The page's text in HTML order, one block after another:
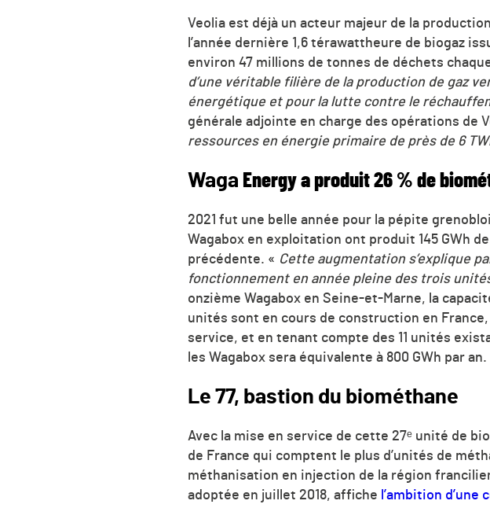
Veolia est déjà un acteur majeur de la
l’année dernière 1,6 térawattheure de biogaz
environ 47 millions de tonnes de déchets
d’une véritable filière de la production de gaz
énergétique et pour la lutte contre le
générale adjointe en charge des opérations de
ressources en énergie primaire de près de 6
Waga Energy a produit 26 % de
2021 fut une belle année pour la pépite
Wagabox en exploitation ont produit 145 GWh
précédente. « Cette augmentation s’explique
fonctionnement en année pleine des trois
onzième Wagabox en Seine-et-Marne, la
unités sont en cours de construction en
service, et en tenant compte des 11 unités
les Wagabox sera équivalente à 800 GWh par an.
Le 77, bastion du biométhane
Avec la mise en service de cette 27ᵉ unité de
de France qui comptent le plus d’unités de
méthanisation en injection de la région
adoptée en juillet 2018, affiche l’ambition